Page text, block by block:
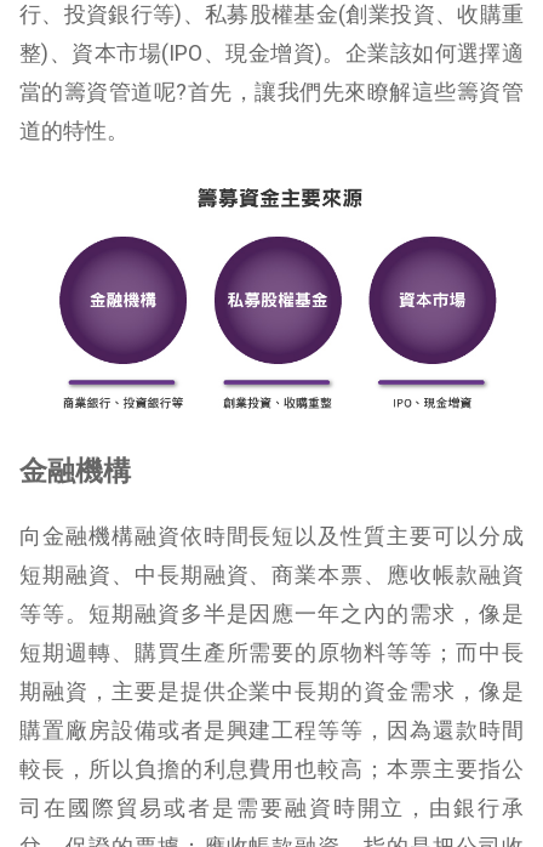
行、投資銀行等)、私募股權基金(創業投資、收購重
整)、資本市場(IPO、現金增資)。企業該如何選擇適
當的籌資管道呢?首先，讓我們先來瞭解這些籌資管
道的特性。
金融機構
向金融機構融資依時間長短以及性質主要可以分成
短期融資、中長期融資、商業本票、應收帳款融資
等等。短期融資多半是因應一年之內的需求，像是
短期週轉、購買生產所需要的原物料等等；而中長
期融資，主要是提供企業中長期的資金需求，像是
購置廠房設備或者是興建工程等等，因為還款時間
較長，所以負擔的利息費用也較高；本票主要指公
司在國際貿易或者是需要融資時開立，由銀行承